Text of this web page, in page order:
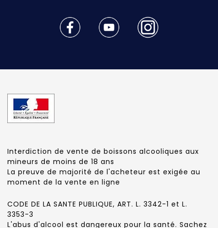
Interdiction de vente de boissons alcooliques aux
mineurs de moins de 18 ans
La preuve de majorité de l'acheteur est exigée au
moment de la vente en ligne
CODE DE LA SANTE PUBLIQUE, ART. L. 3342-1 et L.
3353-3
L'abus d'alcool est dangereux pour la santé. Sachez